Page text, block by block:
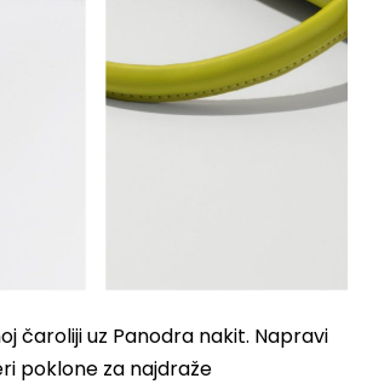
čaroliji uz Panodra nakit. Napravi
poklone za najdraže